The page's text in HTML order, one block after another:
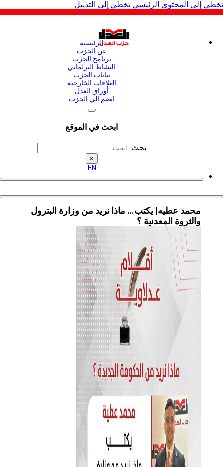
إلى المحتوى الرئيسي تخطي إلى التذييل
الرئيسية
عن الحزب
برنامج الحزب
النشاط البرلماني
بيانات الحزب
العلاقات الخارجية
أوراق العدل
انضم الي الحزب
ابحث في الموقع
محمد عطيه| يكتب… ماذا نريد من وزارة البترول
والثروة المعدنية ؟